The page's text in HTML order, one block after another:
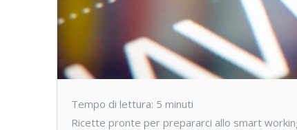
Tempo di lettura: 5 minuti
Ricette pronte per prepararci allo smart